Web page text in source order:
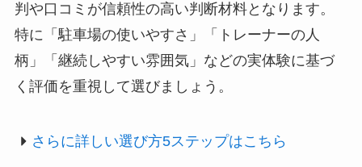
判や口コミが信頼性の高い判断材料となります。
特に「駐車場の使いやすさ」「トレーナーの人
柄」「継続しやすい雰囲気」などの実体験に基づ
く評価を重視して選びましょう。
さらに詳しい選び方5ステップはこちら